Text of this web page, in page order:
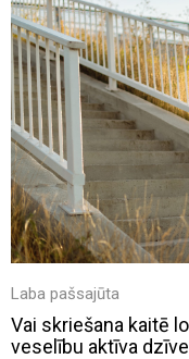
Laba pašsajūta
Vai skriešana kaitē
veselību aktīva